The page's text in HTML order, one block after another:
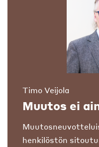
Timo Veijola
Muutos ei
henkilöstön